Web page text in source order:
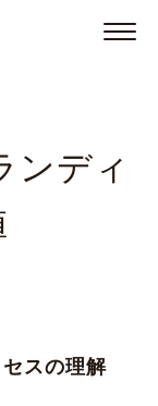
ンディ
スの理解